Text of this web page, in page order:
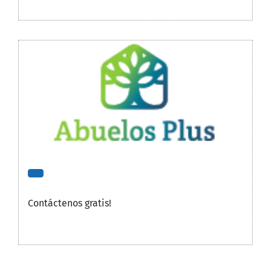
Contáctenos gratis!